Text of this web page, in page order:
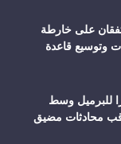
على خارطة
وتوسيع قاعدة
تتجاوز 80 دولارا للبرميل وسط
محادثات مضيق